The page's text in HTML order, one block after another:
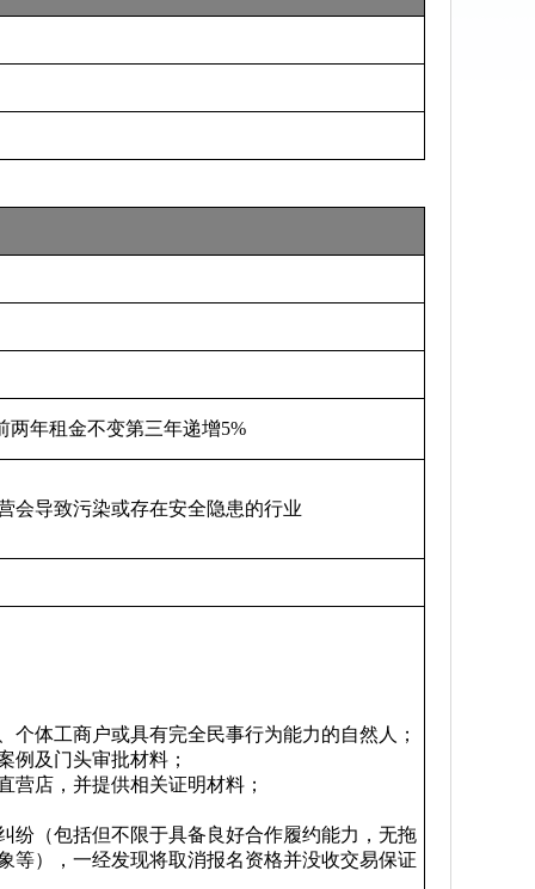
两年租金不变第三年递增5%
会导致污染或存在安全隐患的行业
体工商户或具有完全民事行为能力的自然人；
例及门头审批材料；
营店，并提供相关证明材料；
纷（包括但不限于具备良好合作履约能力，无拖
等），一经发现将取消报名资格并没收交易保证